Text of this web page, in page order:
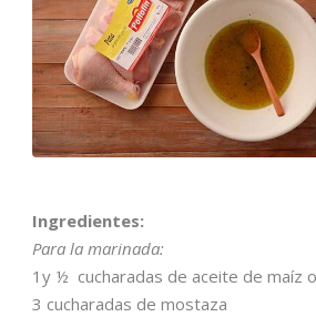
Ingredientes:
Para la marinada:
1y ½ cucharadas de aceite de maíz
3 cucharadas de mostaza